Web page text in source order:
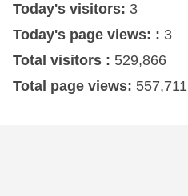
Today's visitors: 3
Today's page views: : 3
Total visitors : 529,866
Total page views: 557,711